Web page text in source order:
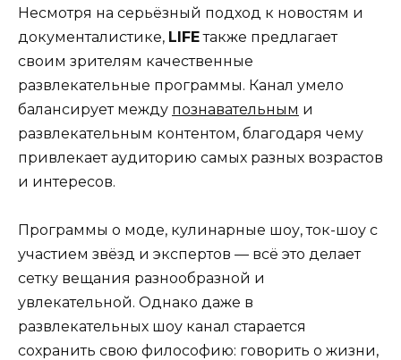
Несмотря на серьёзный подход к новостям и
документалистике, LIFEтакже предлагает
своим зрителям качественные
развлекательные программы. Канал умело
балансирует между познавательным и
развлекательным контентом, благодаря чему
привлекает аудиторию самых разных возрастов
и интересов.
Программы о моде, кулинарные шоу, ток-шоу с
участием звёзд и экспертов — всё это делает
сетку вещания разнообразной и
увлекательной. Однако даже в
развлекательных шоу канал старается
сохранить свою философию: говорить о жизни,